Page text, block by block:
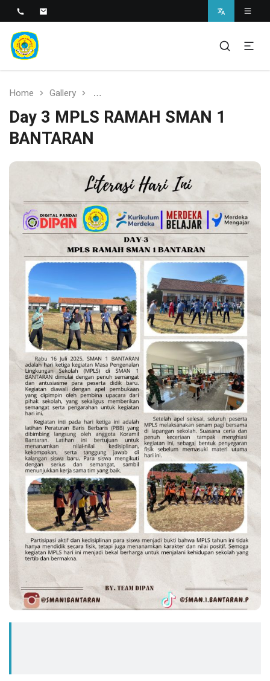
SMAN 1 Bantaran
SMAN 1 BANTARAN
Home Gallery Day 3 MPLS RAMAH SMAN 1 BANTARAN
Day 3 MPLS RAMAH SMAN 1
BANTARAN